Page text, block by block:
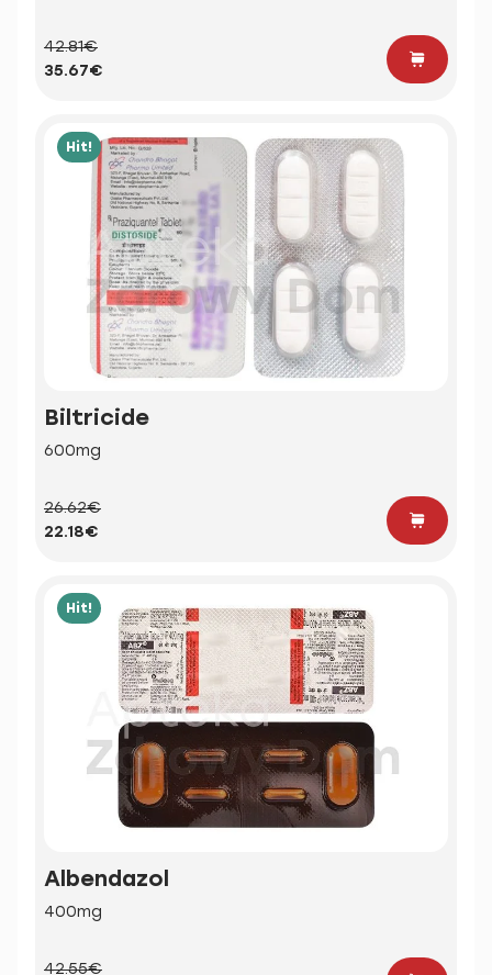
42.81€
35.67€
Hit!
Biltricide
600mg
26.62€
22.18€
Hit!
Albendazol
400mg
42.55€